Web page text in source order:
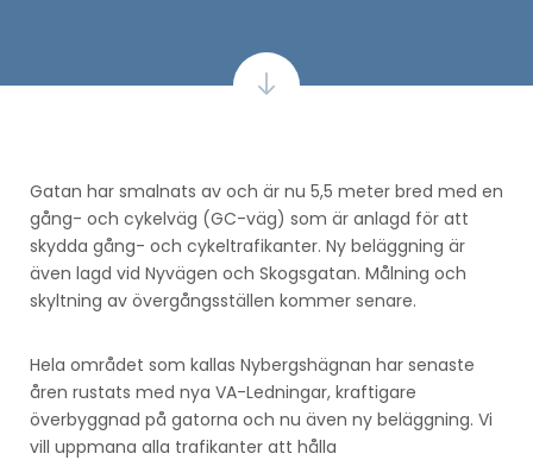
Gatan har smalnats av och är nu 5,5 meter bred med en
gång- och cykelväg (GC-väg) som är anlagd för att
skydda gång- och cykeltrafikanter. Ny beläggning är
även lagd vid Nyvägen och Skogsgatan. Målning och
skyltning av övergångsställen kommer senare.
Hela området som kallas Nybergshägnan har senaste
åren rustats med nya VA-Ledningar, kraftigare
överbyggnad på gatorna och nu även ny beläggning. Vi
vill uppmana alla trafikanter att hålla